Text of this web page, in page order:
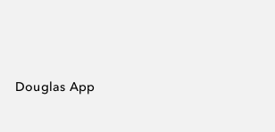
Douglas App